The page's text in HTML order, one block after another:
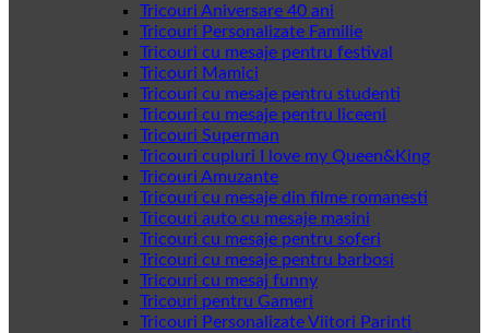
Tricouri Aniversare 40 ani
Tricouri Personalizate Familie
Tricouri cu mesaje pentru festival
Tricouri Mamici
Tricouri cu mesaje pentru studenti
Tricouri cu mesaje pentru liceeni
Tricouri Superman
Tricouri cupluri I love my Queen&King
Tricouri Amuzante
Tricouri cu mesaje din filme romanesti
Tricouri auto cu mesaje masini
Tricouri cu mesaje pentru soferi
Tricouri cu mesaje pentru barbosi
Tricouri cu mesaj funny
Tricouri pentru Gameri
Tricouri Personalizate Viitori Parinti